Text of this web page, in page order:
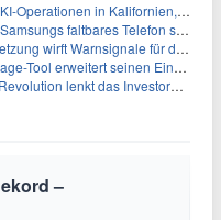
um Rivale Anthropic und OpenAI zu überholen
steigen um 30 % in einem wettbewerbsintensiven Markt
für die Technologieaufsicht auf
Einfluss auf 13 Länder und weckt Sicherheitsbedenken
das Investoreninteresse auf Internet-Riesen
–